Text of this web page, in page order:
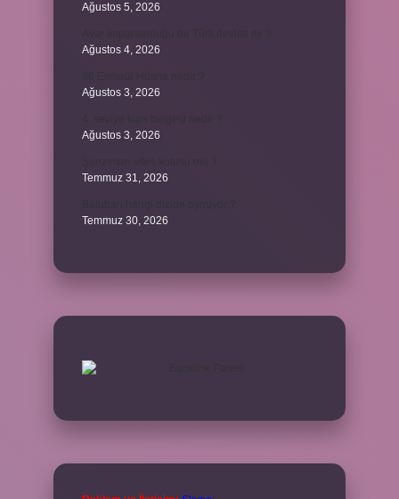
Ağustos 5, 2026
Ağustos 4, 2026
Ağustos 3, 2026
Ağustos 3, 2026
Temmuz 31, 2026
Temmuz 30, 2026